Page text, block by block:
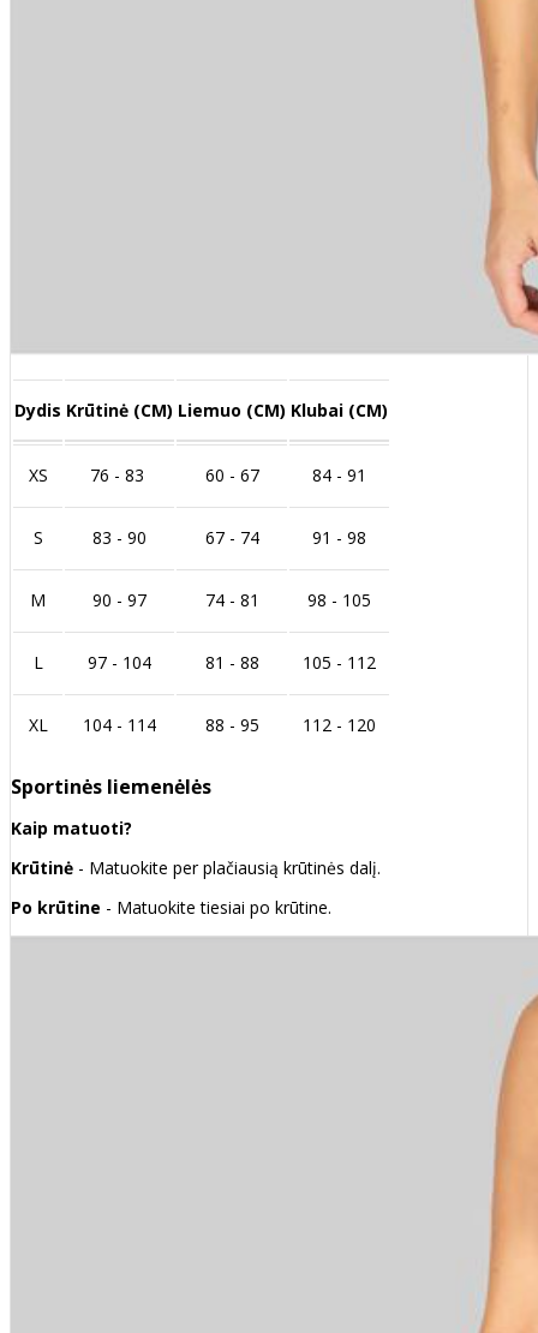
Dydis Krūtinė (CM) Liemuo (CM) Klubai (CM)
XS 76 - 83 60 - 67 84 - 91
S 83 - 90 67 - 74 91 - 98
M 90 - 97 74 - 81 98 - 105
L 97 - 104 81 - 88 105 - 112
XL 104 - 114 88 - 95 112 - 120
Sportinės liemenėlės
Kaip matuoti?
Krūtinė - Matuokite per plačiausią krūtinės dalį.
Po krūtine - Matuokite tiesiai po krūtine.